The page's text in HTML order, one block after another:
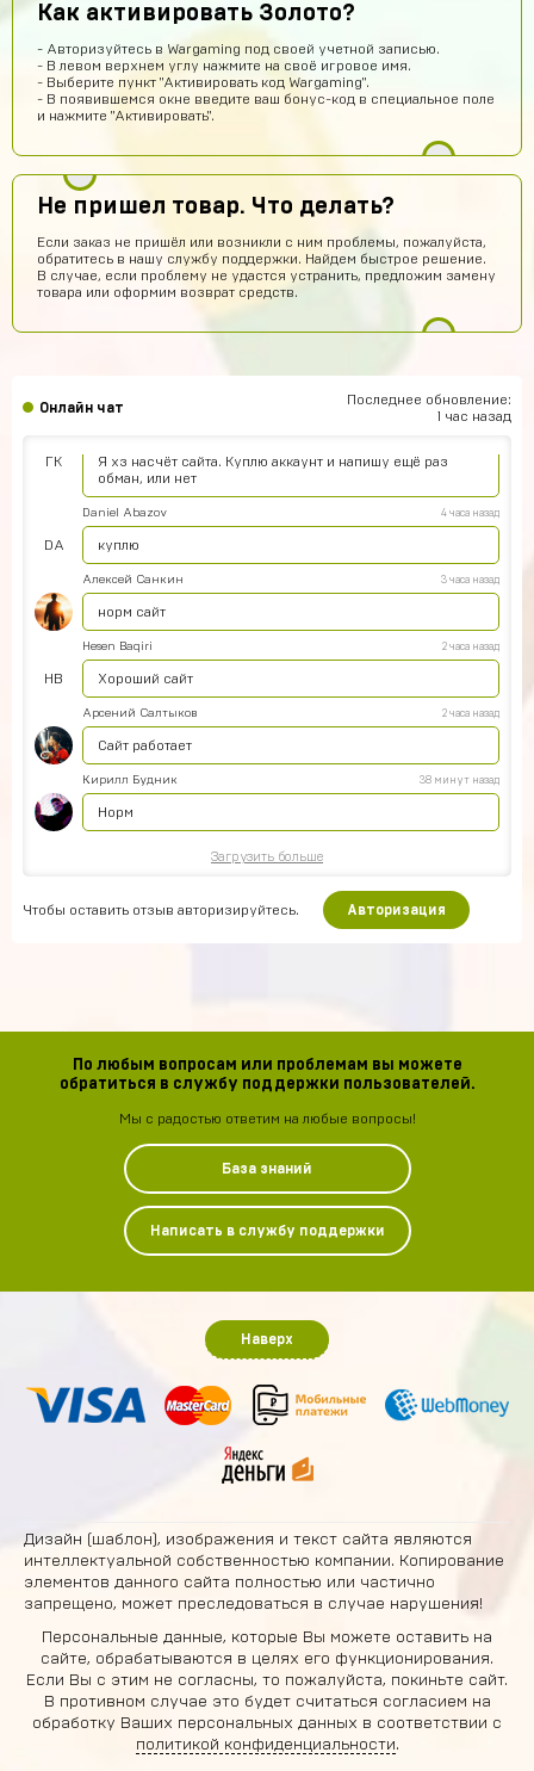
Как активировать Золото?
- Авторизуйтесь в Wargaming под своей учетной записью.
- В левом верхнем углу нажмите на своё игровое имя.
- Выберите пункт "Активировать код Wargaming".
- В появившемся окне введите ваш бонус-код в специальное поле
и нажмите "Активировать".
Не пришел товар. Что делать?
Если заказ не пришёл или возникли с ним проблемы, пожалуйста,
обратитесь в нашу службу поддержки. Найдем быстрое решение.
В случае, если проблему не удастся устранить, предложим замену
товара или оформим возврат средств.
Онлайн чат
Последнее обновление:
1 час назад
Сайт просто супер
Диана Щербетова 10 часов назад
Подходит на ps4?
Айнур Кулиева
ГК
Я хз насчёт сайта. Куплю аккаунт и напишу ещё раз
обман, или нет
DA
Daniel Abazov 4 часа назад
куплю
Алексей Санкин 3 часа назад
норм сайт
HB
Hesen Baqiri 2 часа назад
Хороший сайт
Арсений Салтыков 2 часа назад
Сайт работает
Кирилл Будник 38 минут назад
Норм
Загрузить больше
Чтобы оставить отзыв авторизируйтесь. Авторизация
По любым вопросам или проблемам вы можете
обратиться в службу поддержки пользователей.
Мы с радостью ответим на любые вопросы!
База знаний
Написать в службу поддержки
Наверх
Дизайн (шаблон), изображения и текст сайта являются
интеллектуальной собственностью компании. Копирование
элементов данного сайта полностью или частично
запрещено, может преследоваться в случае нарушения!
Персональные данные, которые Вы можете оставить на
сайте, обрабатываются в целях его функционирования.
Если Вы с этим не согласны, то пожалуйста, покиньте сайт.
В противном случае это будет считаться согласием на
обработку Ваших персональных данных в соответствии с
политикой конфиденциальности.